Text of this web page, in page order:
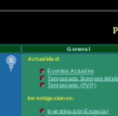
General
Actualidad:
Eventos Actuales
Temporada Siempre
Temporada (PVP)
Investigaciones:
Investigación Especial